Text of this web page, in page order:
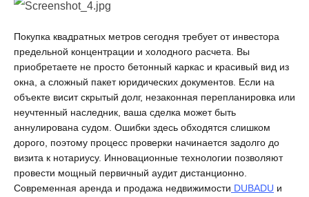
Покупка квадратных метров сегодня требует от инвестора
предельной концентрации и холодного расчета. Вы
приобретаете не просто бетонный каркас и красивый вид из
окна, а сложный пакет юридических документов. Если на
объекте висит скрытый долг, незаконная перепланировка или
неучтенный наследник, ваша сделка может быть
аннулирована судом. Ошибки здесь обходятся слишком
дорого, поэтому процесс проверки начинается задолго до
визита к нотариусу. Инновационные технологии позволяют
провести мощный первичный аудит дистанционно.
Современная аренда и продажа недвижимости DUBADU и